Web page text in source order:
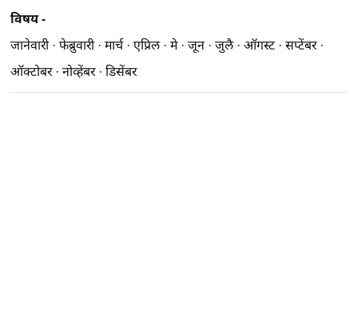
विषय -
जानेवारी·फेब्रुवारी·मार्च·एप्रिल·मे·जून ·जुलै·ऑगस्ट·सप्टेंबर·
ऑक्टोबर·नोव्हेंबर·डिसेंबर